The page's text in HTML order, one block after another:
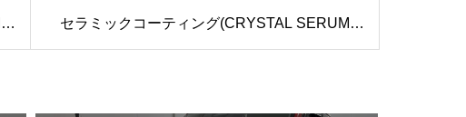
セラミックコーティング(CRYSTAL SERUM